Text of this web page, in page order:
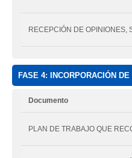
RECEPCIÓN DE OPINIONES,
FASE 4: INCORPORACIÓN
Documento
PLAN DE TRABAJO QUE